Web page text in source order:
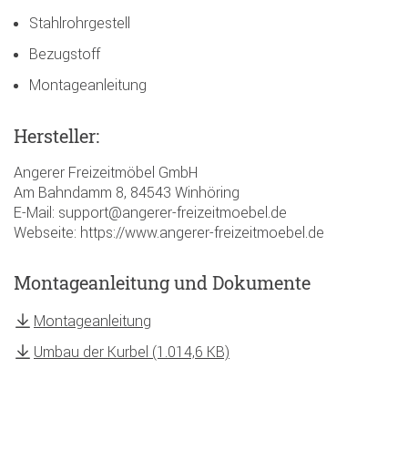
Stahlrohrgestell
Bezugstoff
Montageanleitung
Hersteller:
Angerer Freizeitmöbel GmbH
Am Bahndamm 8, 84543 Winhöring
E-Mail: support@angerer-freizeitmoebel.de
Webseite: https://www.angerer-freizeitmoebel.de
Montageanleitung und Dokumente
Montageanleitung
Umbau der Kurbel (1.014,6 KB)